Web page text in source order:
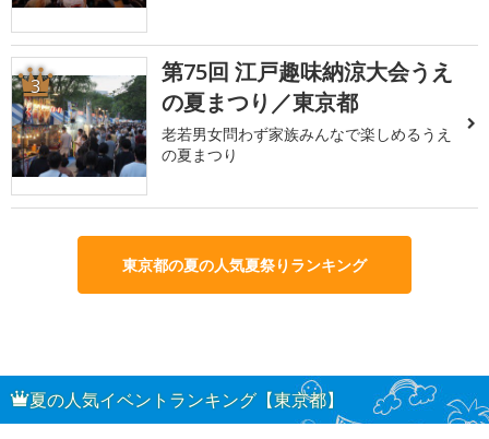
3
第75回 江戸趣味納涼大会うえ
の夏まつり／東京都
老若男女問わず家族みんなで楽しめるうえ
の夏まつり
東京都の夏の人気夏祭りランキング
夏の人気イベントランキング【東京都】